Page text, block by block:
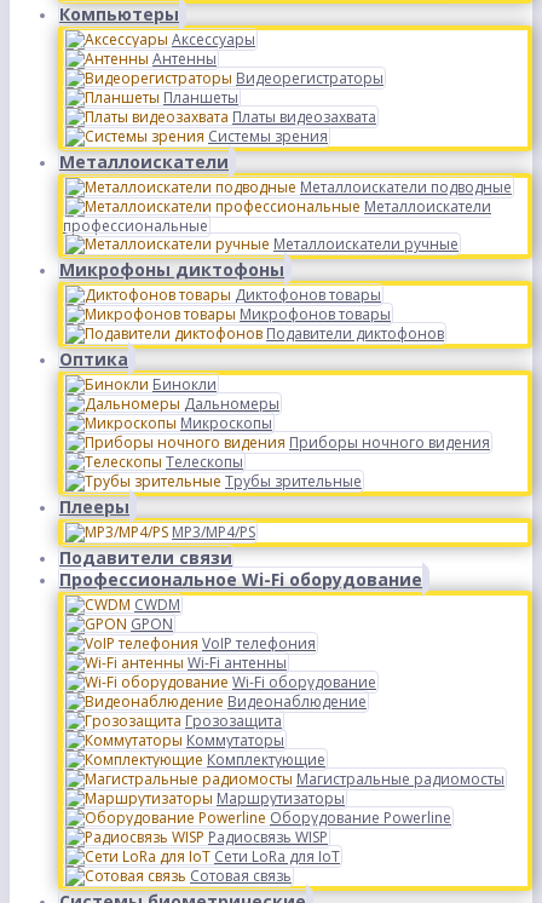
Компьютеры
Аксессуары
Антенны
Видеорегистраторы
Планшеты
Платы видеозахвата
Системы зрения
Металлоискатели
Металлоискатели подводные
Металлоискатели
профессиональные
Металлоискатели ручные
Микрофоны диктофоны
Диктофонов товары
Микрофонов товары
Подавители диктофонов
Оптика
Бинокли
Дальномеры
Микроскопы
Приборы ночного видения
Телескопы
Трубы зрительные
Плееры
MP3/MP4/PS
Подавители связи
Профессиональное Wi-Fi оборудование
CWDM
GPON
VoIP телефония
Wi-Fi антенны
Wi-Fi оборудование
Видеонаблюдение
Грозозащита
Коммутаторы
Комплектующие
Магистральные радиомосты
Маршрутизаторы
Оборудование Powerline
Радиосвязь WISP
Сети LoRa для IoT
Сотовая связь